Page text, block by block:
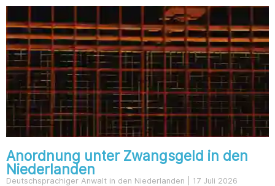
Anordnung unter Zwangsgeld in den
Niederlanden
Deutschsprachiger Anwalt in den Niederlanden
17 Juli 2026